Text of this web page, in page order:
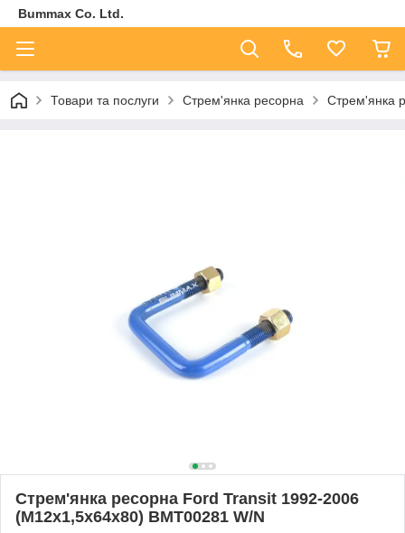
Bummax Co. Ltd.
Товари та послуги Стрем'янка ресорна Стрем'янка
Стрем'янка ресорна Ford Transit 1992-2006
(M12x1,5x64x80) BMT00281 W/N